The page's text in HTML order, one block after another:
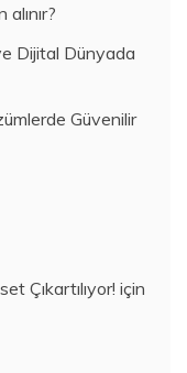
Dijital Dünyada
Güvenilir
Çıkartılıyor! için